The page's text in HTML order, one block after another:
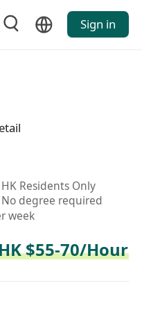
Sign in
HK Residents Only
No degree required
week
$55-70/Hour